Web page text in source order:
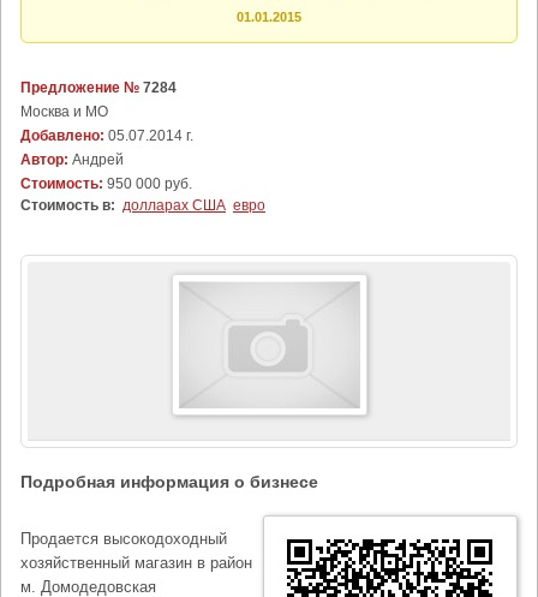
01.01.2015
Предложение № 7284
Москва и МО
Добавлено: 05.07.2014 г.
Автор: Андрей
Стоимость: 950 000 руб.
Стоимость в: долларах США евро
Подробная информация о бизнесе
Продается высокодоходный
хозяйственный магазин в район
м. Домодедовская